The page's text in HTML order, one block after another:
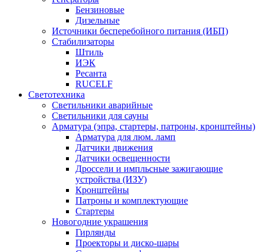
Бензиновые
Дизельные
Источники бесперебойного питания (ИБП)
Стабилизаторы
Штиль
ИЭК
Ресанта
RUCELF
Светотехника
Светильники аварийные
Светильники для сауны
Арматура (эпра, стартеры, патроны, кронштейны)
Арматура для люм. ламп
Датчики движения
Датчики освещенности
Дроссели и импльсные зажигающие
устройства (ИЗУ)
Кронштейны
Патроны и комплектующие
Стартеры
Новогодние украшения
Гирлянды
Проекторы и диско-шары